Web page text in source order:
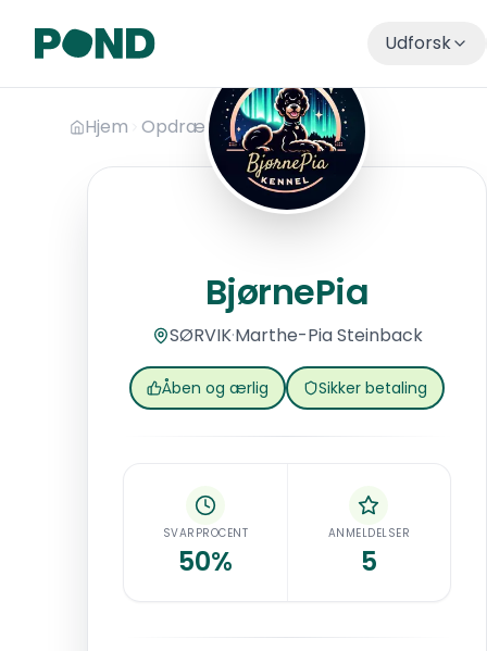
Udforsk
Hjem Opdrættere BjørnePia
BjørnePia
SØRVIK·Marthe-PiaSteinback
Åben og ærlig Sikker betaling
SVARPROCENT
50%
ANMELDELSER
5